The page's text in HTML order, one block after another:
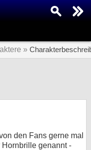
»
den Fans gerne mal
genannt -